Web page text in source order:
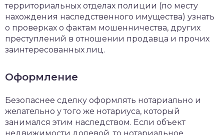
территориальных отделах полиции (по месту
нахождения наследственного имущества) узнать
о проверках о фактам мошенничества, других
преступлений в отношении продавца и прочих
заинтересованных лиц.
Оформление
Безопаснее сделку оформлять нотариально и
желательно у того же нотариуса, который
занимался этим наследством. Если объект